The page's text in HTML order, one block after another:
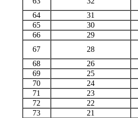
64
31
65
30
66
29
67
28
68
26
69
25
70
24
71
23
72
22
73
21